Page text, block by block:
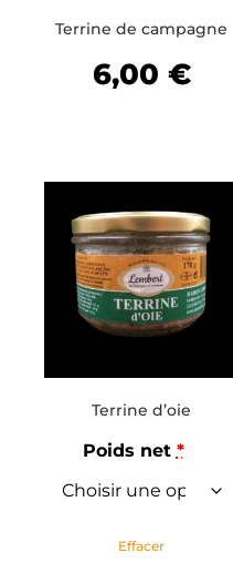
Terrine de campagne
6,00 €
Terrine d’oie
Poids net *
Effacer